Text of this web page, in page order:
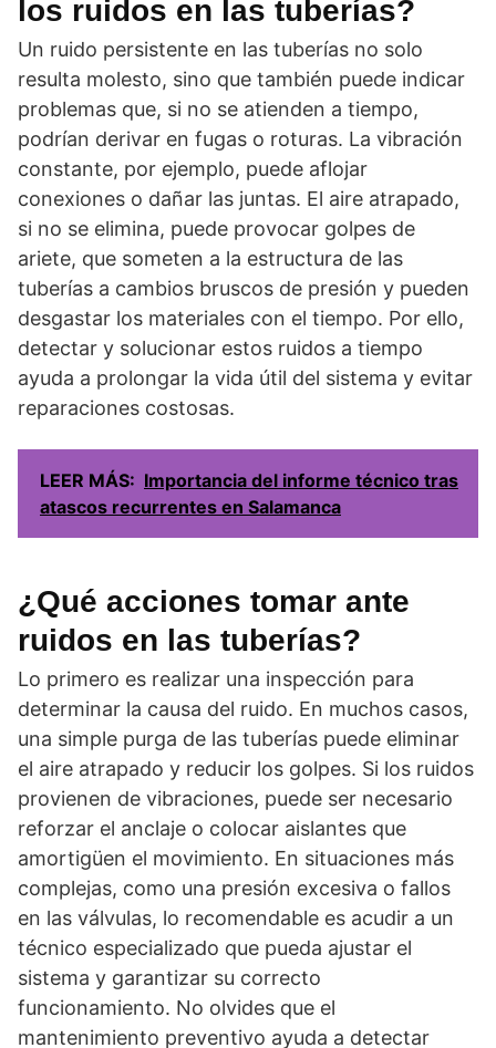
los ruidos en las tuberías?
Un ruido persistente en las tuberías no solo
resulta molesto, sino que también puede indicar
problemas que, si no se atienden a tiempo,
podrían derivar en fugas o roturas. La vibración
constante, por ejemplo, puede aflojar
conexiones o dañar las juntas. El aire atrapado,
si no se elimina, puede provocar golpes de
ariete, que someten a la estructura de las
tuberías a cambios bruscos de presión y pueden
desgastar los materiales con el tiempo. Por ello,
detectar y solucionar estos ruidos a tiempo
ayuda a prolongar la vida útil del sistema y evitar
reparaciones costosas.
LEER MÁS: Importancia del informe técnico tras
atascos recurrentes en Salamanca
¿Qué acciones tomar ante
ruidos en las tuberías?
Lo primero es realizar una inspección para
determinar la causa del ruido. En muchos casos,
una simple purga de las tuberías puede eliminar
el aire atrapado y reducir los golpes. Si los ruidos
provienen de vibraciones, puede ser necesario
reforzar el anclaje o colocar aislantes que
amortigüen el movimiento. En situaciones más
complejas, como una presión excesiva o fallos
en las válvulas, lo recomendable es acudir a un
técnico especializado que pueda ajustar el
sistema y garantizar su correcto
funcionamiento. No olvides que el
mantenimiento preventivo ayuda a detectar